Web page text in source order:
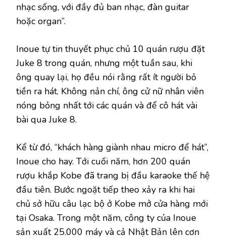
nhạc sống, với đầy đủ ban nhạc, đàn guitar
hoặc organ”.
Inoue tự tin thuyết phục chủ 10 quán rượu đặt
Juke 8 trong quán, nhưng một tuần sau, khi
ông quay lại, họ đều nói rằng rất ít người bỏ
tiền ra hát. Không nản chí, ông cử nữ nhân viên
nóng bỏng nhất tới các quán và để cô hát vài
bài qua Juke 8.
Kể từ đó, “khách hàng giành nhau micro để hát”,
Inoue cho hay. Tới cuối năm, hơn 200 quán
rượu khắp Kobe đã trang bị đầu karaoke thế hệ
đầu tiên. Bước ngoặt tiếp theo xảy ra khi hai
chủ sở hữu câu lạc bộ ở Kobe mở cửa hàng mới
tại Osaka. Trong một năm, công ty của Inoue
sản xuất 25.000 máy và cả Nhật Bản lên cơn